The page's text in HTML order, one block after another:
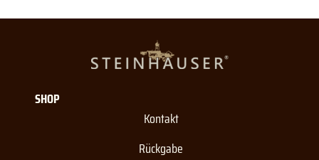
SHOP
Kontakt
Rückgabe